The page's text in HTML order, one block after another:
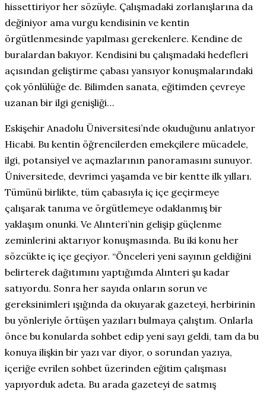
hissettiriyor her sözüyle. Çalışmadaki zorlanışlarına da
değiniyor ama vurgu kendisinin ve kentin
örgütlenmesinde yapılması gerekenlere. Kendine de
buralardan bakıyor. Kendisini bu çalışmadaki hedefleri
açısından geliştirme çabası yansıyor konuşmalarındaki
çok yönlülüğe de. Bilimden sanata, eğitimden çevreye
uzanan bir ilgi genişliği…
Eskişehir Anadolu Üniversitesi’nde okuduğunu anlatıyor
Hicabi. Bu kentin öğrencilerden emekçilere mücadele,
ilgi, potansiyel ve açmazlarının panoramasını sunuyor.
Üniversitede, devrimci yaşamda ve bir kentte ilk yılları.
Tümünü birlikte, tüm çabasıyla iç içe geçirmeye
çalışarak tanıma ve örgütlemeye odaklanmış bir
yaklaşım onunki. Ve Alınteri’nin gelişip güçlenme
zeminlerini aktarıyor konuşmasında. Bu iki konu her
sözcükte iç içe geçiyor. “Önceleri yeni sayının geldiğini
belirterek dağıtımını yaptığımda Alınteri şu kadar
satıyordu. Sonra her sayıda onların sorun ve
gereksinimleri ışığında da okuyarak gazeteyi, herbirinin
bu yönleriyle örtüşen yazıları bulmaya çalıştım. Onlarla
önce bu konularda sohbet edip yeni sayı geldi, tam da bu
konuya ilişkin bir yazı var diyor, o sorundan yazıya,
içeriğe evrilen sohbet üzerinden eğitim çalışması
yapıyorduk adeta. Bu arada gazeteyi de satmış